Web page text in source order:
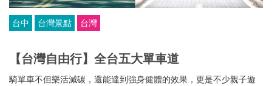
台中 台灣景點 台灣
【台灣自由行】全台五大單車道
騎單車不但樂活減碳，還能達到強身健體的效果，更是不少親子遊